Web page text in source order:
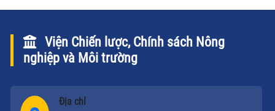
Viện Chiến lược, Chính sách Nông
nghiệp và Môi trường
Địa chỉ